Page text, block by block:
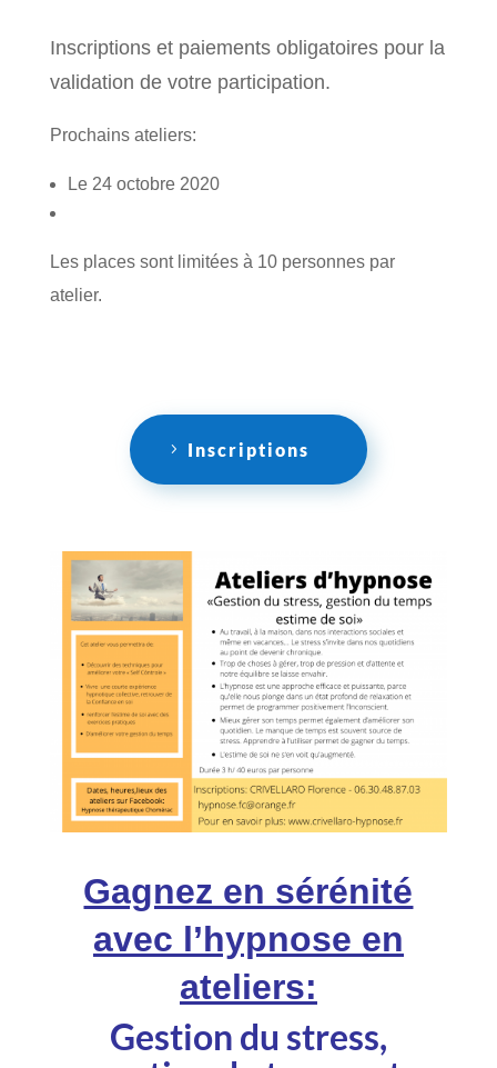
Inscriptions et paiements obligatoires pour la
validation de votre participation.
Prochains ateliers:
Le 24 octobre 2020
Les places sont limitées à 10 personnes par
atelier.
Inscriptions
Gagnez en sérénité
avec l’hypnose en
ateliers:
Gestion du stress,